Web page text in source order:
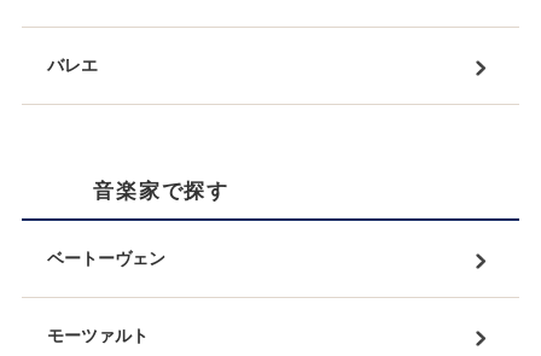
バレエ
音楽家で探す
ベートーヴェン
モーツァルト